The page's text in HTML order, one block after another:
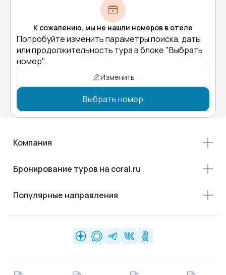
К сожалению, мы не нашли номеров в отеле
Попробуйте изменить параметры поиска, даты
или продолжительность тура в блоке "Выбрать
номер"
Изменить
Выбрать номер
Компания
Бронирование туров на coral.ru
Популярные направления